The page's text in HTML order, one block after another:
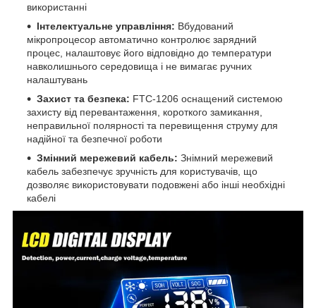
використанні
Інтелектуальне управління: Вбудований
мікропроцесор автоматично контролює зарядний
процес, налаштовує його відповідно до температури
навколишнього середовища і не вимагає ручних
налаштувань
Захист та безпека: FTC-1206 оснащений системою
захисту від перевантаження, короткого замикання,
неправильної полярності та перевищення струму для
надійної та безпечної роботи
Змінний мережевий кабель: Знімний мережевий
кабель забезпечує зручність для користувачів, що
дозволяє використовувати подовжені або інші необхідні
кабелі